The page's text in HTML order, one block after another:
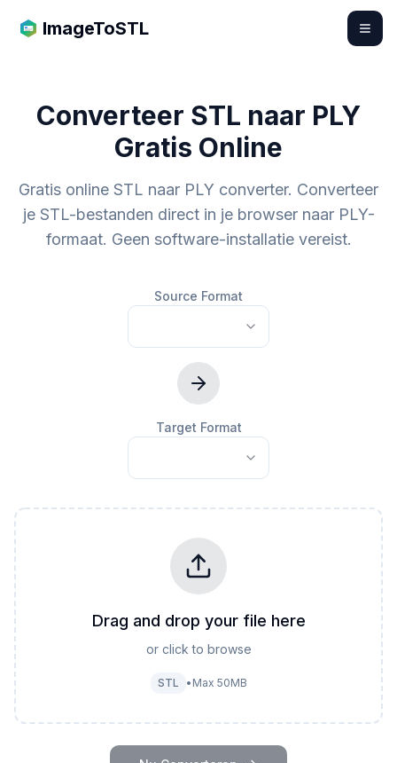
ImageToSTL
Converteer STL naar PLY
Gratis Online
Gratis online STL naar PLY converter. Converteer
je STL-bestanden direct in je browser naar PLY-
formaat. Geen software-installatie vereist.
Source Format
Target Format
Drag and drop your file here
or click to browse
STL • Max 50MB